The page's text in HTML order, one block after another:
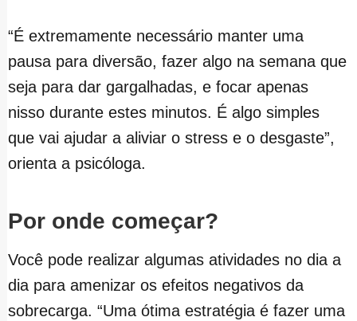
“É extremamente necessário manter uma
pausa para diversão, fazer algo na semana que
seja para dar gargalhadas, e focar apenas
nisso durante estes minutos. É algo simples
que vai ajudar a aliviar o stress e o desgaste”,
orienta a psicóloga.
Por onde começar?
Você pode realizar algumas atividades no dia a
dia para amenizar os efeitos negativos da
sobrecarga. “Uma ótima estratégia é fazer uma